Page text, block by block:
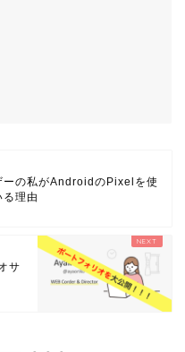
ーの私がAndroidのPixelを使
る理由
サ